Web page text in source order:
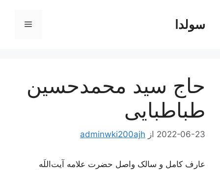
محتواسولدا فهرست
حاج سید محمدحسین
طباطبایی
2022-06-23 از adminwki200ajh
عارف کامل و سالک واصل حضرت علامه آیت‌اللَه